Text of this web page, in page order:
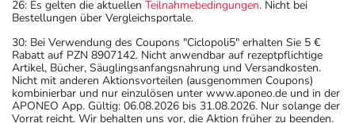
26: Es gelten die aktuellen Teilnahmebedingungen. Nicht bei
Bestellungen über Vergleichsportale.
30: Bei Verwendung des Coupons "Ciclopoli5" erhalten Sie 5 €
Rabatt auf PZN 8907142. Nicht anwendbar auf rezeptpflichtige
Artikel, Bücher, Säuglingsanfangsnahrung und Versandkosten.
Nicht mit anderen Aktionsvorteilen (ausgenommen Coupons)
kombinierbar und nur einzulösen unter www.aponeo.de und in der
APONEO App. Gültig: 06.08.2026 bis 31.08.2026. Nur solange der
Vorrat reicht. Wir behalten uns vor, die Aktion früher zu beenden.